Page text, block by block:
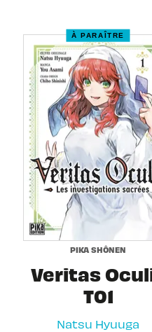
À PARAÎTRE
PIKA SHÔNEN
Veritas
T01
Natsu Hyuuga